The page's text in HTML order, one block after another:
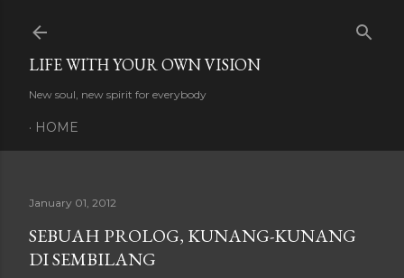
LIFE WITH YOUR OWN VISION
New soul, new spirit for everybody
HOME
January 01, 2012
SEBUAH PROLOG, KUNANG-KUNANG
DI SEMBILANG